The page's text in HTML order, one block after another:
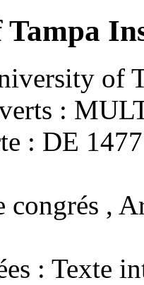
of
:
: DE
congrés ,
: Texte